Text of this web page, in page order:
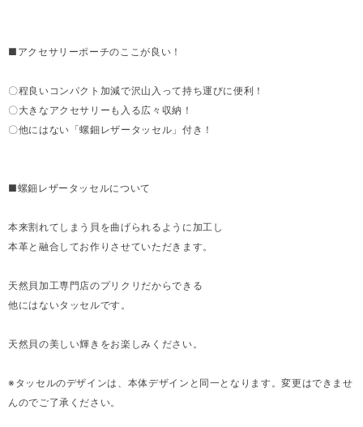
■アクセサリーポーチのここが良い！
〇程良いコンパクト加減で沢山入って持ち運びに便利！
〇大きなアクセサリーも入る広々収納！
〇他にはない「螺鈿レザータッセル」付き！
■螺鈿レザータッセルについて
本来割れてしまう貝を曲げられるように加工し
本革と融合してお作りさせていただきます。
天然貝加工専門店のプリクリだからできる
他にはないタッセルです。
天然貝の美しい輝きをお楽しみください。
※タッセルのデザインは、本体デザインと同一となります。変更はできませ
んのでご了承ください。